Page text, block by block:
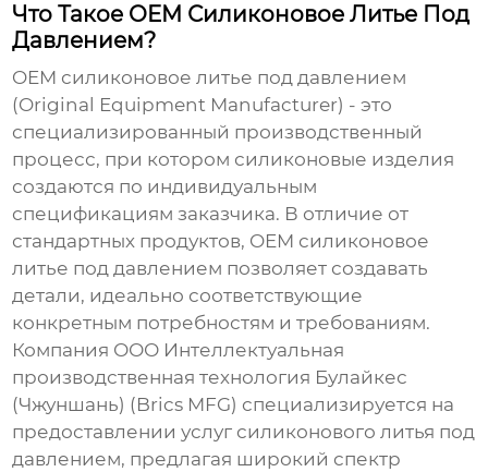
Что Такое OEM Силиконовое Литье Под
Давлением?
OEM силиконовое литье под давлением
(Original Equipment Manufacturer) - это
специализированный производственный
процесс, при котором силиконовые изделия
создаются по индивидуальным
спецификациям заказчика. В отличие от
стандартных продуктов, OEM силиконовое
литье под давлением позволяет создавать
детали, идеально соответствующие
конкретным потребностям и требованиям.
Компания ООО Интеллектуальная
производственная технология Булайкес
(Чжуншань) (Brics MFG) специализируется на
предоставлении услуг силиконового литья под
давлением, предлагая широкий спектр